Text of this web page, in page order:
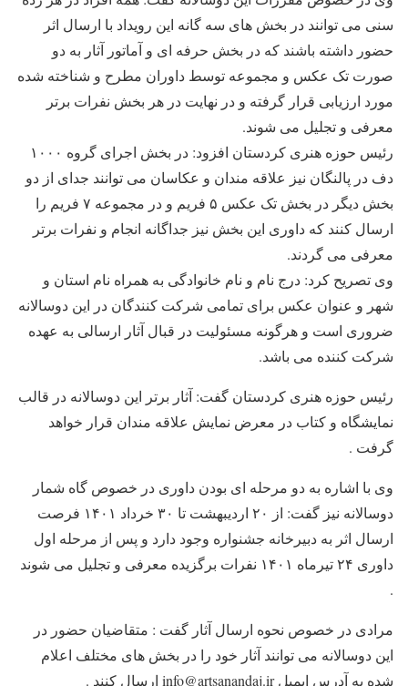
سنی می توانند در بخش های سه گانه این رویداد با ارسال اثر
حضور داشته باشند که در بخش حرفه ای و آماتور آثار به دو
صورت تک عکس و مجموعه توسط داوران مطرح و شناخته شده
مورد ارزیابی قرار گرفته و در نهایت در هر بخش نفرات برتر
معرفی و تجلیل می شوند.
رئیس حوزه هنری کردستان افزود: در بخش اجرای گروه ۱۰۰۰
دف در پالنگان نیز علاقه مندان و عکاسان می توانند جدای از دو
بخش دیگر در بخش تک عکس ۵ فریم و در مجموعه ۷ فریم را
ارسال کنند که داوری این بخش نیز جداگانه انجام و نفرات برتر
معرفی می گردند.
وی تصریح کرد: درج نام و نام خانوادگی به همراه نام استان و
شهر و عنوان عکس برای تمامی شرکت کنندگان در این دوسالانه
ضروری است و هرگونه مسئولیت در قبال آثار ارسالی به عهده
شرکت کننده می باشد.
رئیس حوزه هنری کردستان گفت: آثار برتر این دوسالانه در قالب
نمایشگاه و کتاب در معرض نمایش علاقه مندان قرار خواهد
گرفت .
وی با اشاره به دو مرحله ای بودن داوری در خصوص گاه شمار
دوسالانه نیز گفت: از ۲۰ اردیبهشت تا ۳۰ خرداد ۱۴۰۱ فرصت
ارسال اثر به دبیرخانه جشنواره وجود دارد و پس از مرحله اول
داوری ۲۴ تیرماه ۱۴۰۱ نفرات برگزیده معرفی و تجلیل می شوند
.
مرادی در خصوص نحوه ارسال آثار گفت : متقاضیان حضور در
این دوسالانه می توانند آثار خود را در بخش های مختلف اعلام
شده به آدرس ایمیل info@artsanandaj.ir ارسال کنند .